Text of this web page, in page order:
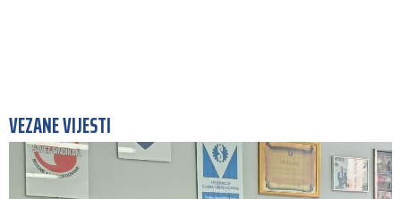
VEZANE VIJESTI